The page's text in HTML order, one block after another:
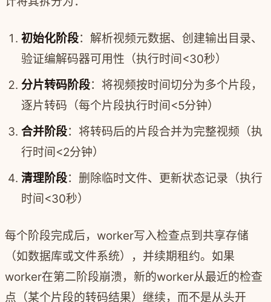
初始化阶段：解析视频元数据、创建输出目录、
验证编解码器可用性（执行时间<30秒）
分片转码阶段：将视频按时间切分为多个片段，
逐片转码（每个片段执行时间<5分钟）
合并阶段：将转码后的片段合并为完整视频（执
行时间<2分钟）
清理阶段：删除临时文件、更新状态记录（执行
时间<30秒）
每个阶段完成后，worker写入检查点到共享存储
（如数据库或文件系统），并续期租约。如果
worker在第二阶段崩溃，新的worker从最近的检查
点（某个片段的转码结果）继续，而不是从头开